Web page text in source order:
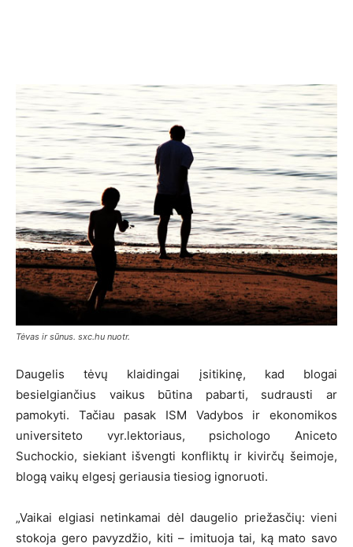
Tėvas ir sūnus. sxc.hu nuotr.
Daugelis tėvų klaidingai įsitikinę, kad blogai
besielgiančius vaikus būtina pabarti, sudrausti ar
pamokyti. Tačiau pasak ISM Vadybos ir ekonomikos
universiteto vyr.lektoriaus, psichologo Aniceto
Suchockio, siekiant išvengti konfliktų ir kivirčų šeimoje,
blogą vaikų elgesį geriausia tiesiog ignoruoti.
„Vaikai elgiasi netinkamai dėl daugelio priežasčių: vieni
stokoja gero pavyzdžio, kiti – imituoja tai, ką mato savo